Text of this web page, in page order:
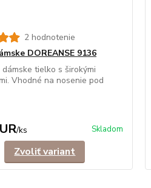
2 hodnotenie
DOREANSE 9136
dámske tielko s širokými
Vhodné na nosenie pod
/ks Skladom
Zvoliť variant